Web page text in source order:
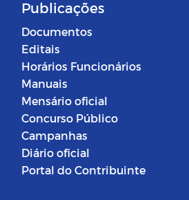
Publicações
Documentos
Editais
Horários Funcionários
Manuais
Mensário oficial
Concurso Público
Campanhas
Diário oficial
Portal do Contribuinte